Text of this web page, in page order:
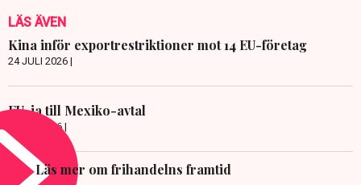
LÄS ÄVEN
Kina inför exportrestriktioner mot 14 EU-företag
24 JULI 2026 |
EU-ja till Mexiko-avtal
8 JULI 2026 |
Läs mer om frihandelns framtid